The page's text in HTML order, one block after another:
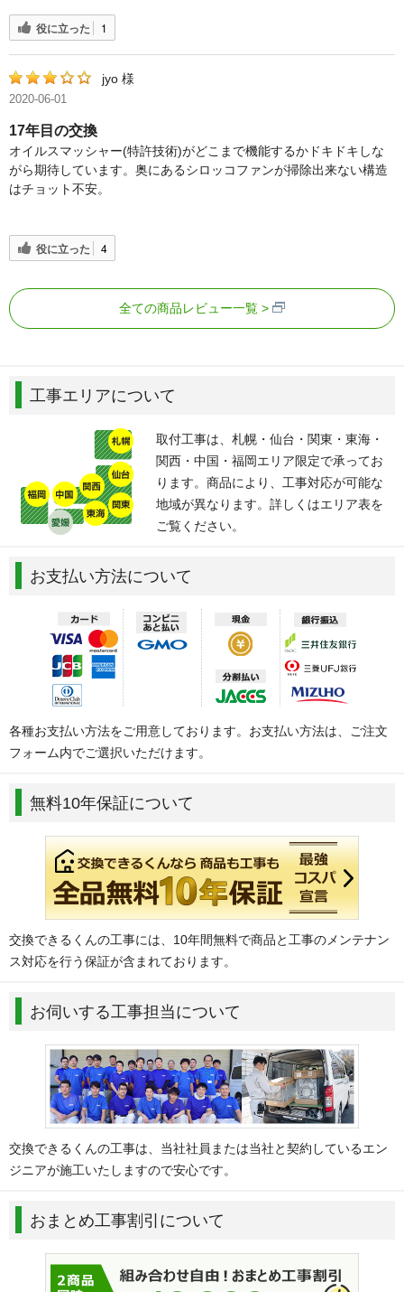
役に立った 1
jyo 様
2020-06-01
17年目の交換
オイルスマッシャー(特許技術)がどこまで機能するかドキドキしな
がら期待しています。奥にあるシロッコファンが掃除出来ない構造
はチョット不安。
役に立った 4
全ての商品レビュー一覧
工事エリアについて
取付工事は、札幌・仙台・関東・東海・
関西・中国・福岡エリア限定で承ってお
ります。商品により、工事対応が可能な
地域が異なります。詳しくはエリア表を
ご覧ください。
お支払い方法について
各種お支払い方法をご用意しております。お支払い方法は、ご注文
フォーム内でご選択いただけます。
無料10年保証について
交換できるくんの工事には、10年間無料で商品と工事のメンテナン
ス対応を行う保証が含まれております。
お伺いする工事担当について
交換できるくんの工事は、当社社員または当社と契約しているエン
ジニアが施工いたしますので安心です。
おまとめ工事割引について